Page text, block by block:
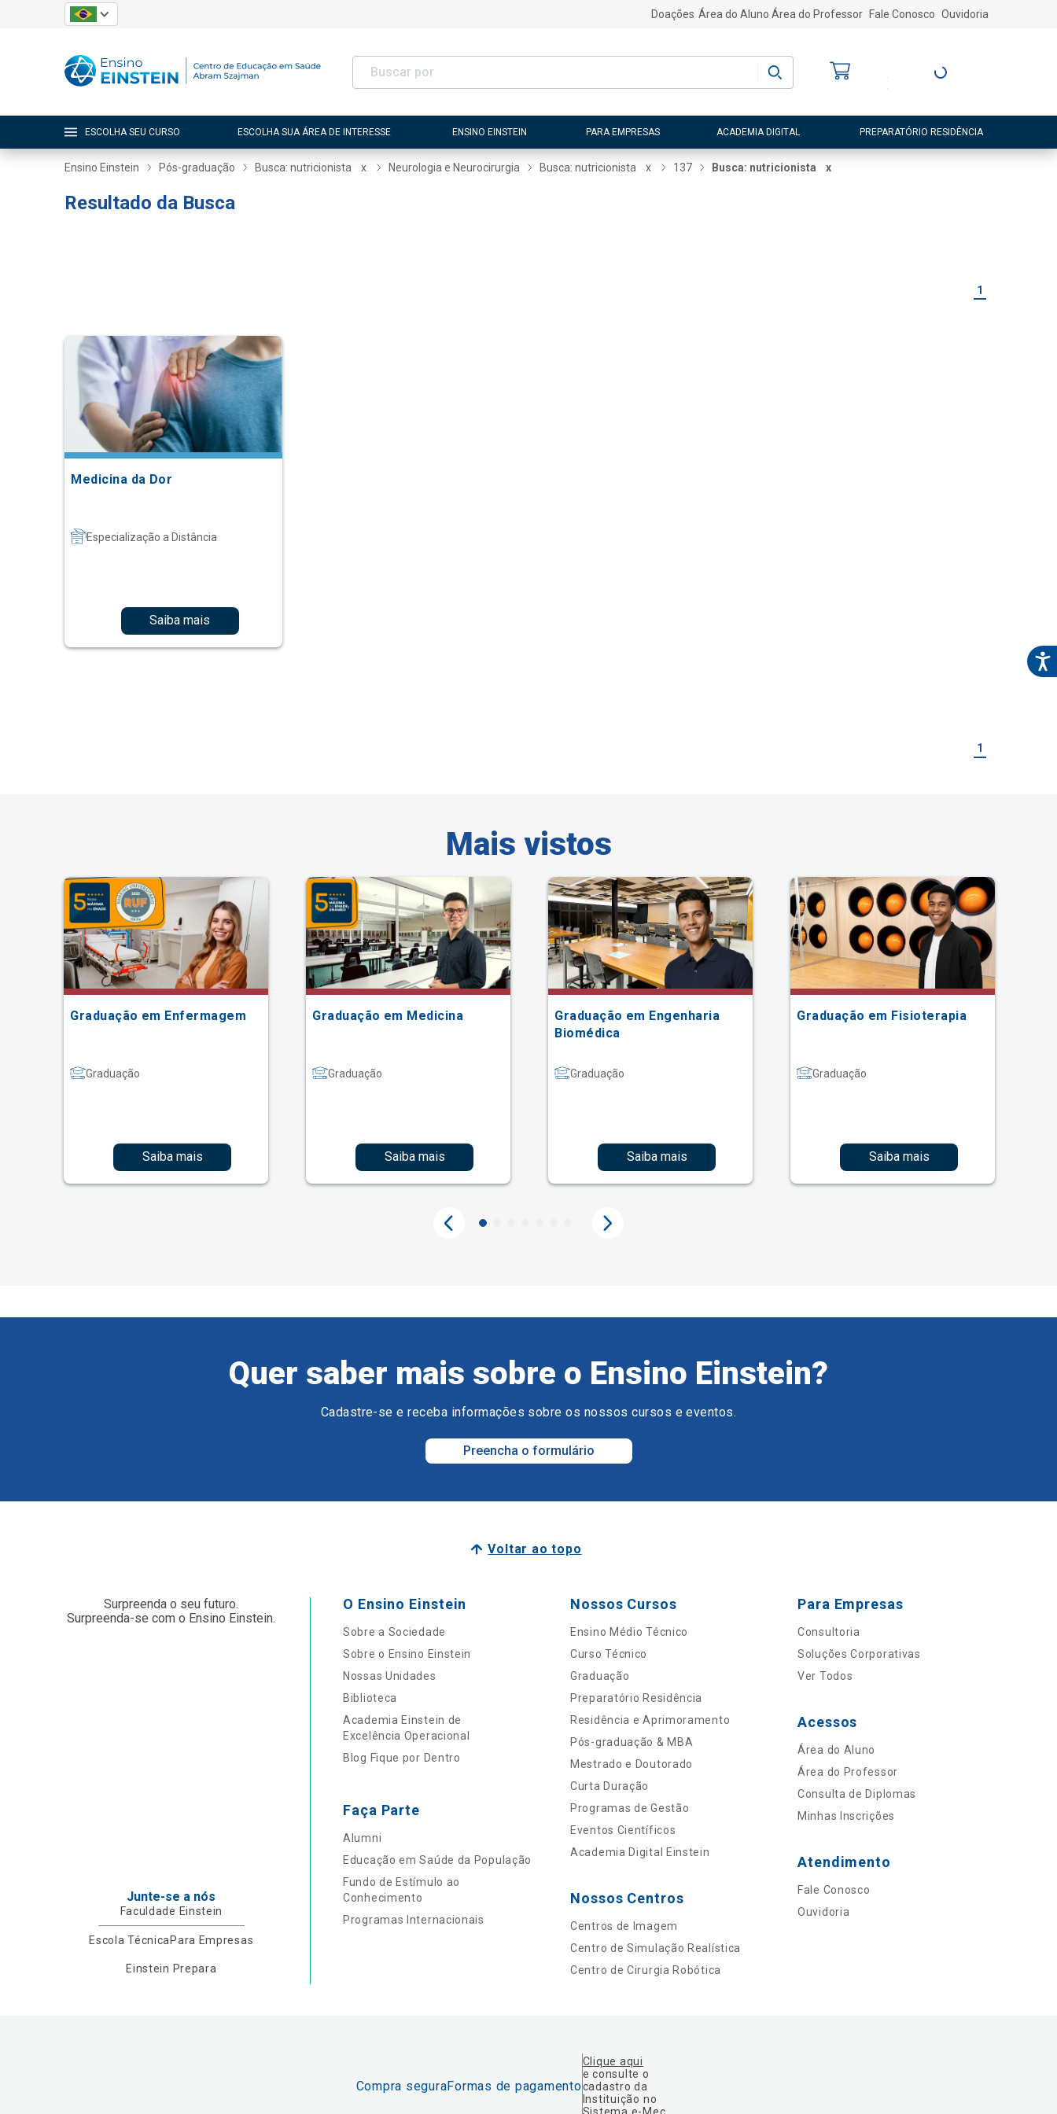
Doações Área do Aluno Área do Professor Fale Conosco Ouvidoria
Entre ou Cadastre-
ESCOLHA SEU CURSO ESCOLHA SUA ÁREA DE INTERESSE ENSINO EINSTEIN PARA EMPRESAS ACADEMIA DIGITAL PREPARATÓRIO RESIDÊNCIA
Ensino Einstein Pós-graduação Busca: nutricionista x Neurologia e Neurocirurgia Busca: nutricionista x 137 Busca: nutricionista x
Resultado da Busca
1
Medicina da Dor
Especialização a Distância
Saiba mais
1
Mais vistos
Graduação em Enfermagem
Graduação
Saiba mais
Graduação em Medicina
Graduação
Saiba mais
Graduação em Engenharia
Biomédica
Graduação
Saiba mais
Graduação em Fisioterapia
Graduação
Saiba mais
Quer saber mais sobre o Ensino Einstein?
Cadastre-se e receba informações sobre os nossos cursos e eventos.
Preencha o formulário
Voltar ao topo
Surpreenda o seu futuro.
Surpreenda-se com o Ensino Einstein.
Junte-se a nós
Faculdade Einstein
Escola Técnica Para Empresas
Einstein Prepara
O Ensino Einstein
Sobre a Sociedade
Sobre o Ensino Einstein
Nossas Unidades
Biblioteca
Academia Einstein de
Excelência Operacional
Blog Fique por Dentro
Faça Parte
Alumni
Educação em Saúde da População
Fundo de Estímulo ao
Conhecimento
Programas Internacionais
Nossos Cursos
Ensino Médio Técnico
Curso Técnico
Graduação
Preparatório Residência
Residência e Aprimoramento
Pós-graduação & MBA
Mestrado e Doutorado
Curta Duração
Programas de Gestão
Eventos Científicos
Academia Digital Einstein
Nossos Centros
Centros de Imagem
Centro de Simulação Realística
Centro de Cirurgia Robótica
Para Empresas
Consultoria
Soluções Corporativas
Ver Todos
Acessos
Área do Aluno
Área do Professor
Consulta de Diplomas
Minhas Inscrições
Atendimento
Fale Conosco
Ouvidoria
Compra seguraFormas de pagamento
Clique aqui
e consulte o
cadastro da
Instituição no